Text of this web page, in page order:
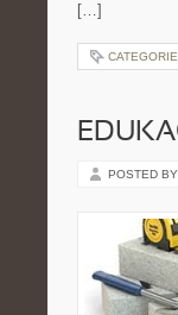
[…]
POSTED